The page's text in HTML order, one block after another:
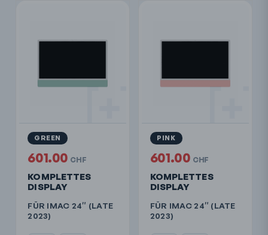
KOMPLETTES
DISPLAY
FÜR IMAC 24″ (LATE
2023)
GREEN
601.00 CHF
KOMPLETTES
DISPLAY
FÜR IMAC 24″ (LATE
2023)
PINK
601.00 CHF